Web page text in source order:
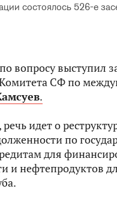
состоялось 526-е
вопросу выступил
Комитета СФ по
.
идет о
по
для
и нефтепродуктов